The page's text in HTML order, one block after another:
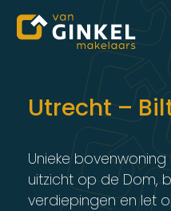
Skip to main content
Utrecht –
Unieke
uitzicht op de Dom,
verdiepingen en let